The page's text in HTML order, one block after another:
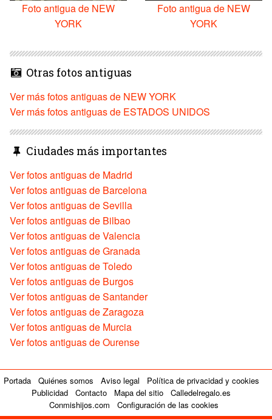
Foto antigua de NEW
YORK
Foto antigua de NEW
YORK
Otras fotos antiguas
Ver más fotos antiguas de NEW YORK
Ver más fotos antiguas de ESTADOS UNIDOS
Ciudades más importantes
Ver fotos antiguas de Madrid
Ver fotos antiguas de Barcelona
Ver fotos antiguas de Sevilla
Ver fotos antiguas de Bilbao
Ver fotos antiguas de Valencia
Ver fotos antiguas de Granada
Ver fotos antiguas de Toledo
Ver fotos antiguas de Burgos
Ver fotos antiguas de Santander
Ver fotos antiguas de Zaragoza
Ver fotos antiguas de Murcia
Ver fotos antiguas de Ourense
Portada Quiénes somos Aviso legal
Política de privacidad y cookies
Publicidad
Contacto Mapa del sitio
Calledelregalo.es
Conmishijos.com
Configuración de las cookies